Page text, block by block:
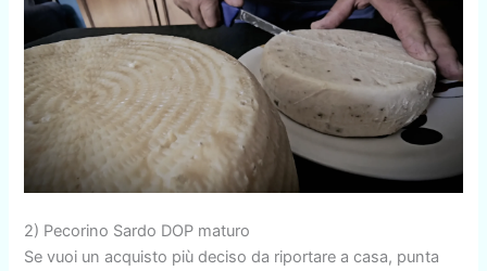
2) Pecorino Sardo DOP maturo
Se vuoi un acquisto più deciso da riportare a casa, punta